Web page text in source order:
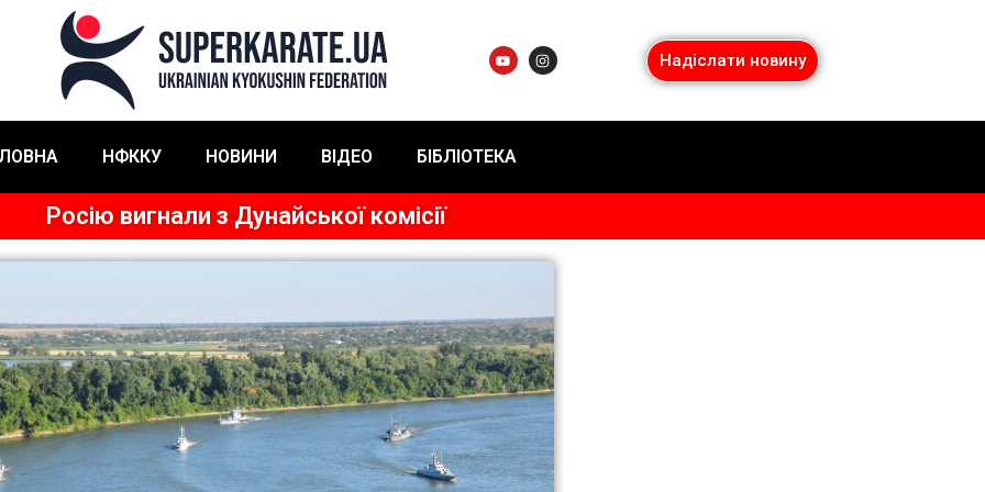
Надіслати новину
НФККУ НОВИНИ ВІДЕО БІБЛІОТЕКА
Росію вигнали з Дунайської комісії